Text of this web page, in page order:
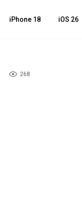
iPhone 18 iOS 26
268